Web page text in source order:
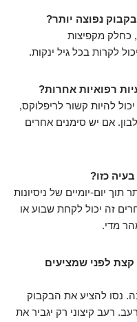
נפוצה יותר?
למדי, כחלק מקפיצות
לקרות בכל גיל ינקות.
רפואיות אחרות?
להיות קשור לריפלוקס,
אם יש סימנים אחרים
כזו?
יום-יומיים של ניסיונות
זה יכול לקחת שבוע או
מדי.
לפני שמציעים
נסו להציע את הבקבוק
רעב קיצוני רק יגביר את